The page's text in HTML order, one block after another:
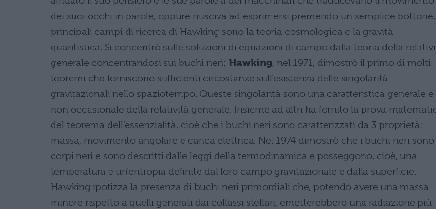
dei suoi occhi in parole, oppure riusciva ad esprimersi premendo un semplice
principali campi di ricerca di Hawking sono la teoria cosmologica e la gravità
quantistica. Si concentrò sulle soluzioni di equazioni di campo dalla teoria della
generale concentrandosi sui buchi neri; Hawking, nel 1971, dimostrò il primo di molti
teoremi che forniscono sufficienti circostanze sull’esistenza delle singolarità
gravitazionali nello spaziotempo. Queste singolarità sono una caratteristica generale e
non occasionale della relatività generale. Insieme ad altri ha fornito la prova
del teorema dell’essenzialità, cioè che i buchi neri sono caratterizzati da 3 proprietà:
massa, movimento angolare e carica elettrica. Nel 1974 dimostrò che i buchi neri sono
corpi neri e sono descritti dalle leggi della termodinamica e posseggono, cioè, una
temperatura e un’entropia definite dal loro campo gravitazionale e dalla superficie.
Hawking ipotizza la presenza di buchi neri primordiali che, potendo avere una massa
minore rispetto a quelli generati dai collassi stellari, emetterebbero una radiazione più